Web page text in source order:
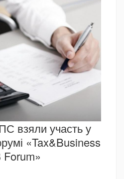
взяли участь у
«Tax&Business